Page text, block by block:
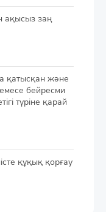
ақысыз заң
қатысқан және
бейресми
түріне қарай
құқық қорғау